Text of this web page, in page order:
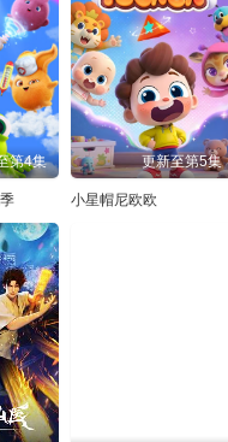
第4集 更新至第5集
小星帽尼欧欧